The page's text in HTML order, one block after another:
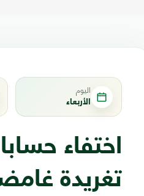
اليوم
الأربعاء
اختفاء
تغريدة